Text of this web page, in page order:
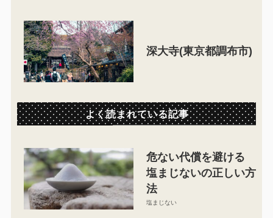
深大寺(東京都調布市)
よく読まれている記事
危ない代償を避ける
塩まじないの正しい方
法
塩まじない